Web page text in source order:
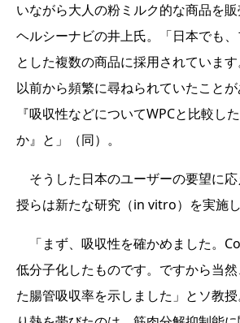
いながら大人の粉ミルク的な商品を
ヘルシーナビの井上氏。「日本でも
とした複数の商品に採用されています
以前から頻繁に尋ねられていたことが
『吸収性などについてWPCと比較し
か』と」（同）。
そうした日本のユーザーの要望に
授らは新たな研究（in vitro）を実施し
「まず、吸収性を確かめました。
低分子化したものです。ですから当
た腸管吸収率を示しました」とソ教